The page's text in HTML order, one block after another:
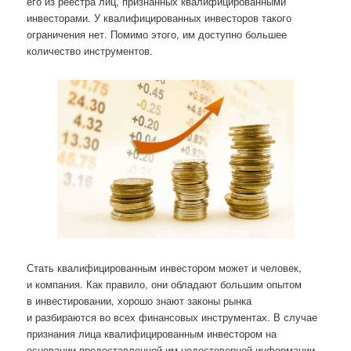
инвесторами. У квалифицированных инвесторов такого
ограничения нет. Помимо этого, им доступно большее
количество инструментов.
Стать квалифицированным инвестором может и человек,
и компания. Как правило, они обладают большим опытом
в инвестировании, хорошо знают законы рынка
и разбираются во всех финансовых инструментах. В случае
признания лица квалифицированным инвестором на